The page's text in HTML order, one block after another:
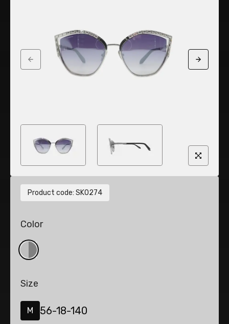
Previous slide Next
Product code: SK0274
Color
Size
M 56-18-140